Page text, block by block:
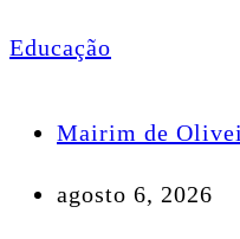
Educação
Mairim de
agosto 6, 2026